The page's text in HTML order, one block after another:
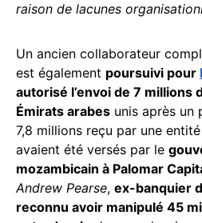
raison de lacunes
Un ancien collaborateur
est également poursuivi pour
autorisé l’envoi de 7 millions
Émirats arabes unis après un
7,8 millions reçu par une
avaient été versés par le
mozambicain à Palomar
Andrew Pearse, ex-banquier
reconnu avoir manipulé 45